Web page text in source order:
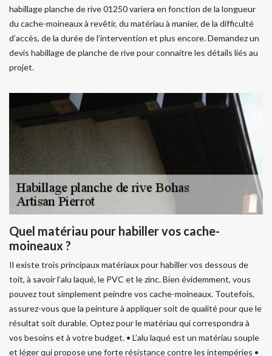
habillage planche de rive 01250 variera en fonction de la longueur
du cache-moineaux à revêtir, du matériau à manier, de la difficulté
d’accès, de la durée de l’intervention et plus encore. Demandez un
devis habillage de planche de rive pour connaitre les détails liés au
projet.
Quel matériau pour habiller vos cache-
moineaux ?
Il existe trois principaux matériaux pour habiller vos dessous de
toit, à savoir l’alu laqué, le PVC et le zinc. Bien évidemment, vous
pouvez tout simplement peindre vos cache-moineaux. Toutefois,
assurez-vous que la peinture à appliquer soit de qualité pour que le
résultat soit durable. Optez pour le matériau qui correspondra à
vos besoins et à votre budget. • L’alu laqué est un matériau souple
et léger qui propose une forte résistance contre les intempéries •